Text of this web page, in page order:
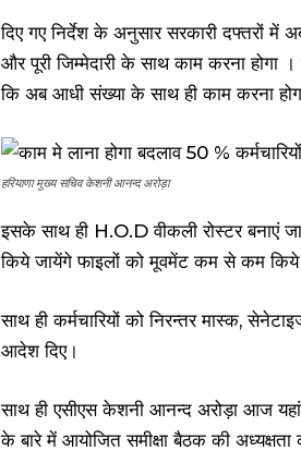
दिए गए निर्देश के अनुसार सरकारी दफ्तरों
और पूरी जिम्मेदारी के साथ काम करना होगा
कि अब आधी संख्या के साथ ही काम करना
हरियाणा मुख्य सचिव केशनी आनन्द अरोड़ा
इसके साथ ही H.O.D वीकली रोस्टर बनाएं
किये जायेंगे फाइलों को मूवमेंट कम से कम
साथ ही कर्मचारियों को निरन्तर मास्क,
आदेश दिए।
साथ ही एसीएस केशनी आनन्द अरोड़ा आज यहां
के बारे में आयोजित समीक्षा बैठक की